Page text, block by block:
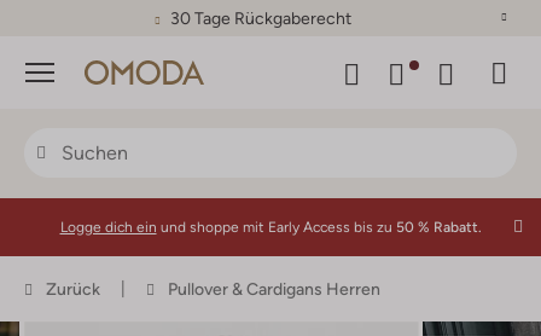
30 Tage Rückgaberecht
Menü
Logge dich ein und shoppe mit Early Access bis zu 50 % Rabatt.
Zurück Pullover & Cardigans Herren